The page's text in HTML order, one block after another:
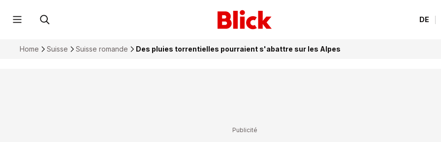
DE
Home Suisse Suisse romande Des pluies torrentielles pourraient s'abattre sur les Alpes